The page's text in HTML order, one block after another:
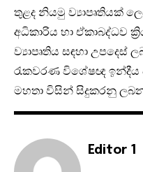
තුළද නියමු ව්‍යාපෘතියක්
අධිකාරිය හා ඒකාබද්ධව
ව්‍යාපෘතිය සඳහා උපදෙස්
රැකවරණ විශේෂඥ
මහතා විසින් සිදුකරනු
Editor 1